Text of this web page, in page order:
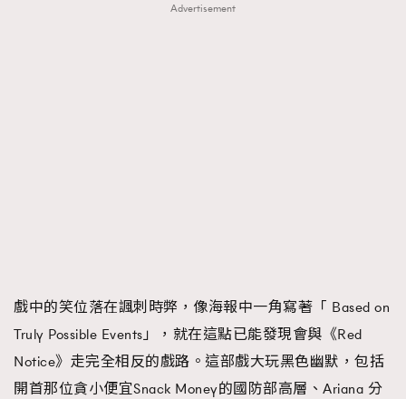
Advertisement
戲中的笑位落在諷刺時弊，像海報中一角寫著「 Based on
Truly Possible Events」，就在這點已能發現會與《Red
Notice》走完全相反的戲路。這部戲大玩黑色幽默，包括
開首那位貪小便宜Snack Money的國防部高層、Ariana 分